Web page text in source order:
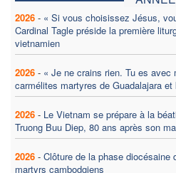
2026 - « Si vous choisissez Jésus,
Cardinal Tagle préside la première
vietnamien
2026 - « Je ne crains rien. Tu es
carmélites martyres de Guadalajara
2026 - Le Vietnam se prépare à la
Truong Buu Diep, 80 ans après son
2026 - Clôture de la phase diocésaine
martyrs cambodgiens